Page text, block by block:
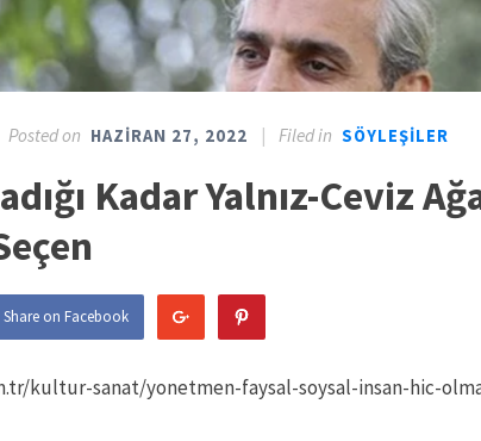
Posted on HAZIRAN 27, 2022 | Filed in SÖYLEŞILER
Kadar Yalnız-Ceviz
Share on Facebook
kultur-sanat/yonetmen-faysal-soysal-insan-hic-